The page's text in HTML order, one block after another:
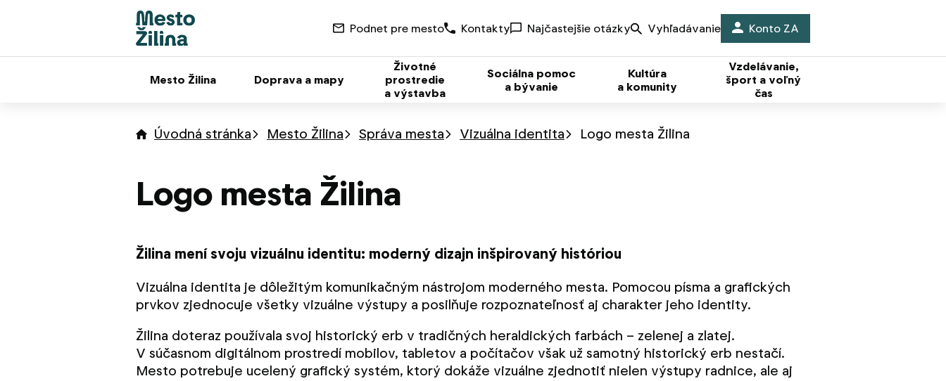
Podnet pre mesto Kontakty Najčastejšie otázky Vyhľadávanie Konto ZA
Mesto Žilina Doprava a mapy
Životné
prostredie
a výstavba
Sociálna pomoc
a bývanie
Kultúra
a komunity
Vzdelávanie,
šport a voľný
čas
Úvodná stránka Mesto Žilina Správa mesta Vizuálna identita Logo mesta Žilina
Logo mesta Žilina
Žilina mení svoju vizuálnu identitu: moderný dizajn inšpirovaný históriou
Vizuálna identita je dôležitým komunikačným nástrojom moderného mesta. Pomocou písma a grafických
prvkov zjednocuje všetky vizuálne výstupy a posilňuje rozpoznateľnosť aj charakter jeho identity.
Žilina doteraz používala svoj historický erb v tradičných heraldických farbách – zelenej a zlatej.
V súčasnom digitálnom prostredí mobilov, tabletov a počítačov však už samotný historický erb nestačí.
Mesto potrebuje ucelený grafický systém, ktorý dokáže vizuálne zjednotiť nielen výstupy radnice, ale aj